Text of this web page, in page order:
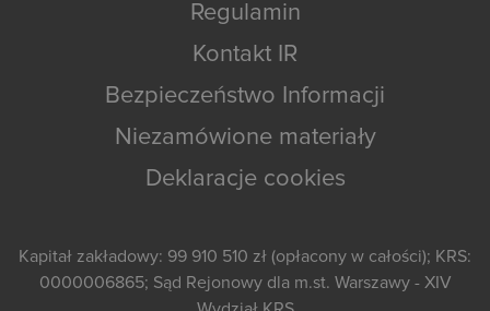
Regulamin
Kontakt IR
Bezpieczeństwo Informacji
Niezamówione materiały
Deklaracje cookies
Kapitał zakładowy: 99 910 510 zł (opłacony w całości); KRS:
0000006865; Sąd Rejonowy dla m.st. Warszawy - XIV